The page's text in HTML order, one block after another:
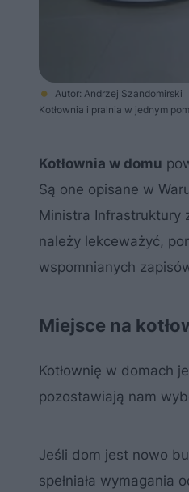
Autor: Andrzej Szandomirski
Kotłownia i pralnia w jednym
Kotłownia w domu
Są one opisane w
Ministra Infrastruktury
należy lekceważyć,
wspomnianych
Miejsce na
Kotłownię w domach
pozostawiają nam
Jeśli dom jest nowo
spełniała wymagania